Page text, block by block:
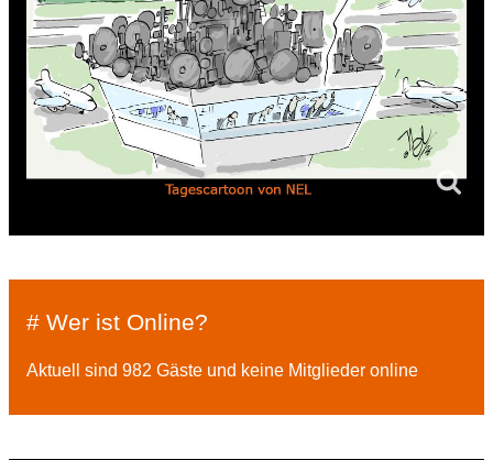
# Wer ist Online?
Aktuell sind 982 Gäste und keine Mitglieder online